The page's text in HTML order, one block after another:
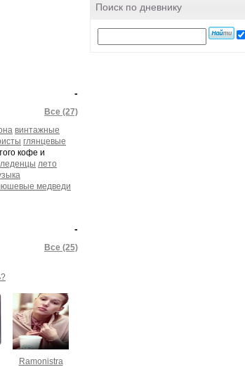
-
Все (27)
винтажные
глянцевые
кофе и
леденцы лето
медведи
-
Все (25)
Ramonistra
Поиск по дневнику